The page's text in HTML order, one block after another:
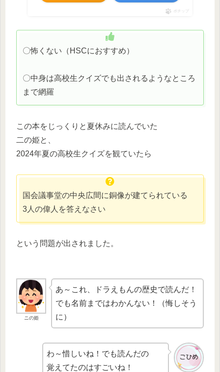
ポチップ
〇怖くない（HSCにおすすめ）
〇中身は高校生クイズでも出されるようなところ
まで網羅
この本をじっくりと夏休みに読んでいた
二の姫と、
2024年夏の高校生クイズを観ていたら
国会議事堂の中央広間に銅像が建てられている
3人の偉人を答えなさい
という問題が出されました。
ニの姫
あ～これ、ドラえもんの歴史で読んだ！
でも名前まではわかんない！（悔しそう
に）
わ～惜しいね！でも読んだの
覚えてたのはすごいね！